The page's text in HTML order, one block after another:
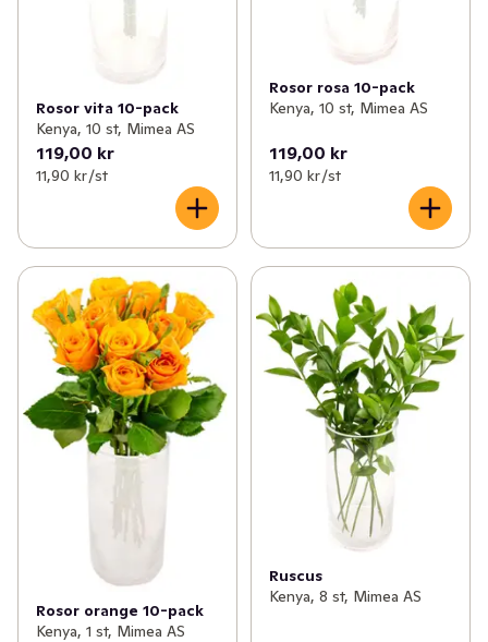
Rosor vita 10-pack
Kenya, 10 st, Mimea AS
119,00 kr
11,90 kr /st
Rosor rosa 10-pack
Kenya, 10 st, Mimea AS
119,00 kr
11,90 kr /st
Rosor orange 10-pack
Kenya, 1 st, Mimea AS
Ruscus
Kenya, 8 st, Mimea AS